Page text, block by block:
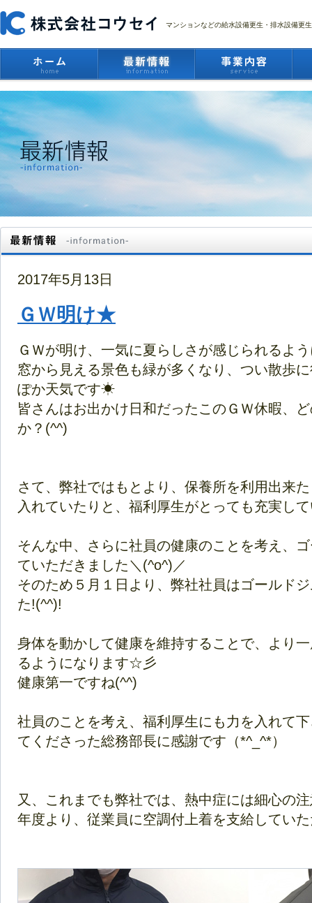
マンションなどの給水設備更生・排水設備更
2017年5月13日
ＧＷ明け★
ＧＷが明け、一気に夏らしさが感じられるよ
窓から見える景色も緑が多くなり、つい散歩
ぽか天気です☀
皆さんはお出かけ日和だったこのＧＷ休暇、
か？(^^)
さて、弊社ではもとより、保養所を利用出来
入れていたりと、福利厚生がとっても充実し
そんな中、さらに社員の健康のことを考え、
ていただきました＼(^o^)／
そのため５月１日より、弊社社員はゴールド
た!(^^)!
身体を動かして健康を維持することで、より
るようになります☆彡
健康第一ですね(^^)
社員のことを考え、福利厚生にも力を入れて
てくださった総務部長に感謝です（*^_^*）
又、これまでも弊社では、熱中症には細心の
年度より、従業員に空調付上着を支給してい